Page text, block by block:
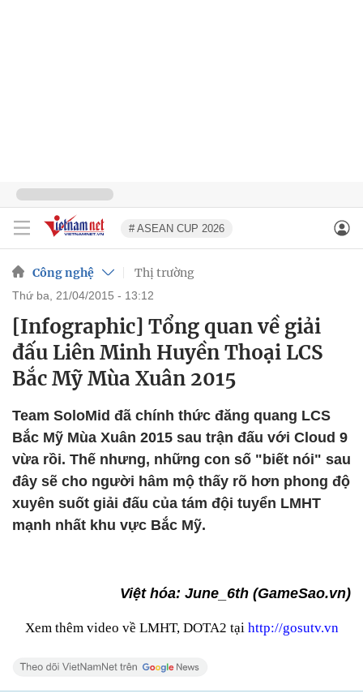
# ASEAN CUP 2026
Công nghệ Thị trường
thứ ba, 21/04/2015 - 13:12
[Infographic] Tổng quan về giải
đấu Liên Minh Huyền Thoại LCS
Bắc Mỹ Mùa Xuân 2015
Team SoloMid đã chính thức đăng quang LCS
Bắc Mỹ Mùa Xuân 2015 sau trận đấu với Cloud 9
vừa rồi. Thế nhưng, những con số "biết nói" sau
đây sẽ cho người hâm mộ thấy rõ hơn phong độ
xuyên suốt giải đấu của tám đội tuyển LMHT
mạnh nhất khu vực Bắc Mỹ.
Việt hóa: June_6th (GameSao.vn)
Xem thêm video về LMHT, DOTA2 tại http://gosutv.vn